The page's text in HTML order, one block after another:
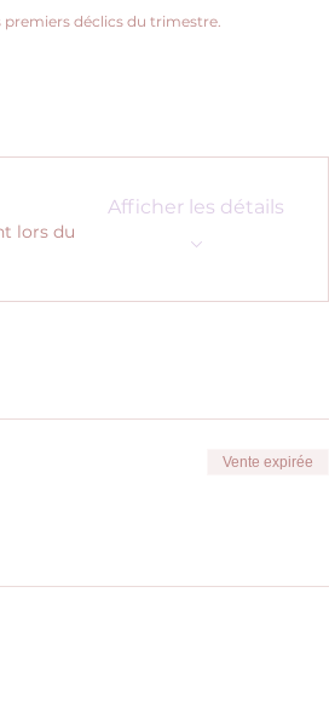
déclics du trimestre.
lors du
Afficher les détails
Vente expirée